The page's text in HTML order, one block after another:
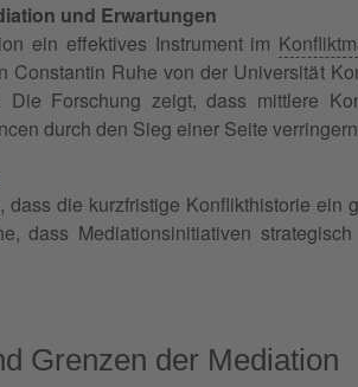
und Erwartungen
ein effektives Instrument im
Constantin Ruhe von der Universität
Forschung zeigt, dass mittlere
durch den Sieg einer Seite
die kurzfristige Konflikthistorie
dass Mediationsinitiativen
Grenzen der Mediation